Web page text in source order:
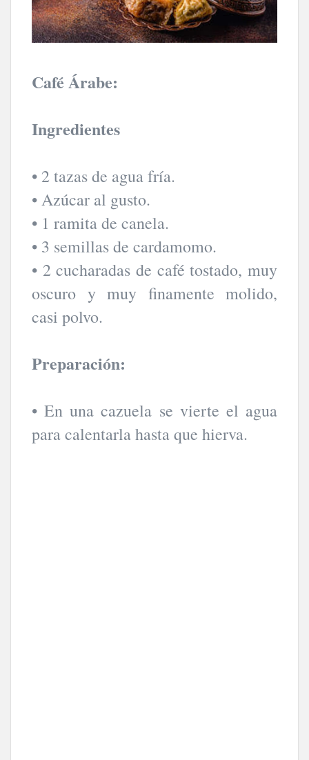
Café Árabe:
Ingredientes
• 2 tazas de agua fría.
• Azúcar al gusto.
• 1 ramita de canela.
• 3 semillas de cardamomo.
• 2 cucharadas de café tostado, muy
oscuro y muy finamente molido,
casi polvo.
Preparación:
• En una cazuela se vierte el agua
para calentarla hasta que hierva.